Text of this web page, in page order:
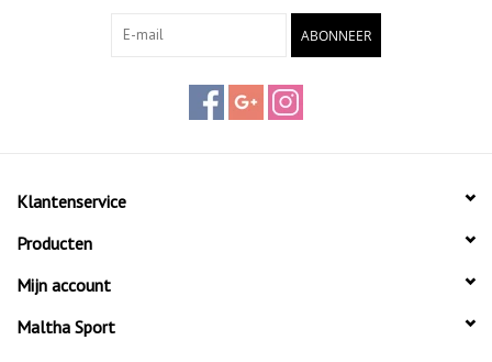
ABONNEER
Klantenservice
Producten
Mijn account
Maltha Sport